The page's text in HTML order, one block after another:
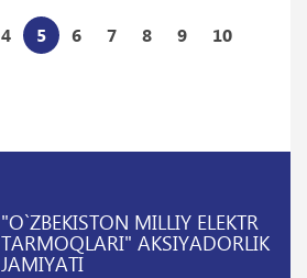
4 5 6 7 8 9
10
"O`ZBEKISTON MILLIY ELEKTR
TARMOQLARI" AKSIYADORLIK
JAMIYATI